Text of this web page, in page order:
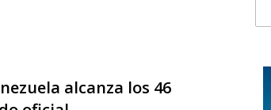
alcanza los 46